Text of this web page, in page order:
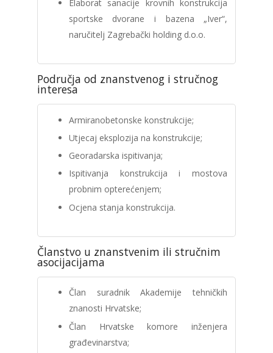
Elaborat sanacije krovnih konstrukcija
sportske dvorane i bazena „Iver“,
naručitelj Zagrebački holding d.o.o.
Područja od znanstvenog i stručnog
interesa
Armiranobetonske konstrukcije;
Utjecaj eksplozija na konstrukcije;
Georadarska ispitivanja;
Ispitivanja konstrukcija i mostova
probnim opterećenjem;
Ocjena stanja konstrukcija.
Članstvo u znanstvenim ili stručnim
asocijacijama
Član suradnik Akademije tehničkih
znanosti Hrvatske;
Član Hrvatske komore inženjera
građevinarstva;